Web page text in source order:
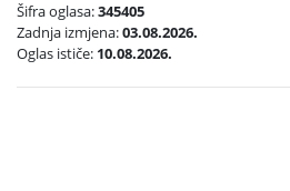
Šifra oglasa:345405
Zadnja izmjena:03.08.2026.
Oglas ističe: 10.08.2026.